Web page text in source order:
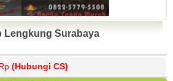
Lengkung Surabaya
(Hubungi CS)